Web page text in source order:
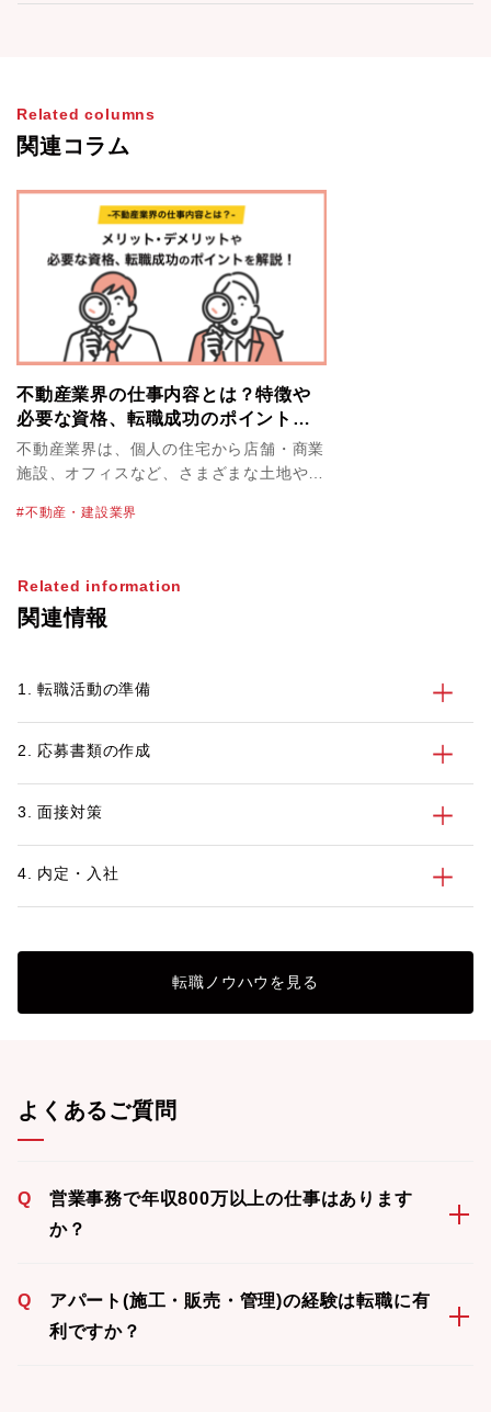
Related columns
関連コラム
不動産業界の仕事内容とは？特徴や
必要な資格、転職成功のポイントを
解説！
不動産業界は、個人の住宅から店舗・商業
施設、オフィスなど、さまざまな土地や建
単価は高く、必然的に大きな案件を扱うこ
職で不動産業界を目指すにあたって、仕事
内容や必要なスキルを正しく知っておきた
て、業界の特徴や主な仕事内容、不動産業
します。
不動産・建設業界
Related information
関連情報
1. 転職活動の準備
2. 応募書類の作成
3. 面接対策
4. 内定・入社
転職ノウハウを見る
よくあるご質問
Q
営業事務で年収800万以上の仕事はあります
か？
Q
アパート(施工・販売・管理)の経験は転職に有
利ですか？